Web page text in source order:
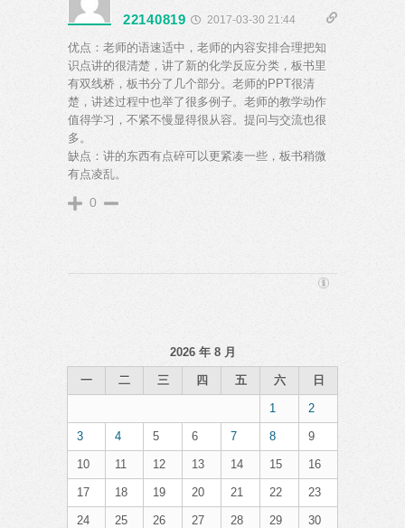
22140819 2017-03-30 21:44
优点：老师的语速适中，老师的内容安排合理把知
识点讲的很清楚，讲了新的化学反应分类，板书里
有双线桥，板书分了几个部分。老师的PPT很清
楚，讲述过程中也举了很多例子。老师的教学动作
值得学习，不紧不慢显得很从容。提问与交流也很
多。
缺点：讲的东西有点碎可以更紧凑一些，板书稍微
有点凌乱。
0
2026 年 8 月
一 二 三 四 五 六 日
1 2
3 4 5 6 7 8 9
10 11 12 13 14 15 16
17 18 19 20 21 22 23
24 25 26 27 28 29 30